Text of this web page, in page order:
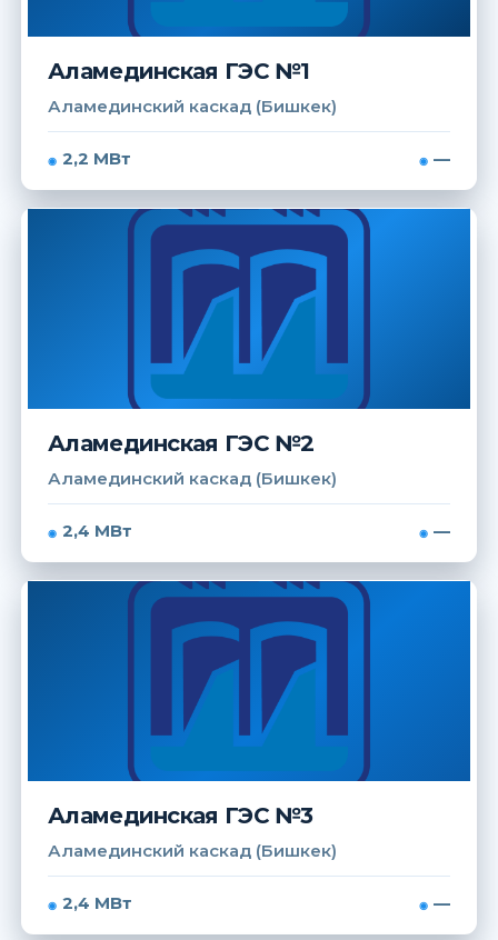
Аламединская ГЭС №1
Аламединский каскад (Бишкек)
2,2 МВт —
Аламединская ГЭС №2
Аламединский каскад (Бишкек)
2,4 МВт —
Аламединская ГЭС №3
Аламединский каскад (Бишкек)
2,4 МВт —